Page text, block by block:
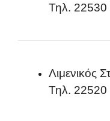
Τηλ. 22530
Λιμενικός
Τηλ. 22520